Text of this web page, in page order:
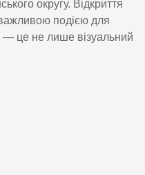
округу. Відкриття
подією для
— це не лише візуальний